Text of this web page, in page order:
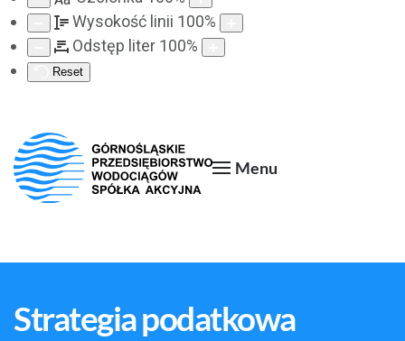
Wysokość linii 100%
Odstęp liter 100%
Reset
Menu
Strategia podatkowa